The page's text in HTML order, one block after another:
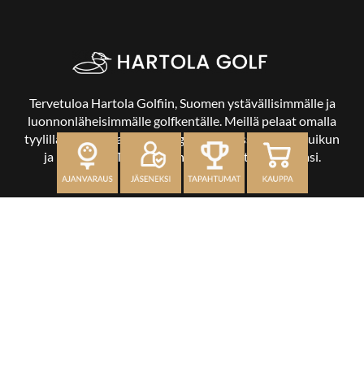
Tervetuloa Hartola Golfiin, Suomen ystävällisimmälle ja
luonnonläheisimmälle golfkentälle. Meillä pelaat omalla
tyylilläsi ja tasollasi – ja bongaat halutessasi vaikka uikun
ja kuikankin. Tärkeintä on, että nautit vierailustasi.